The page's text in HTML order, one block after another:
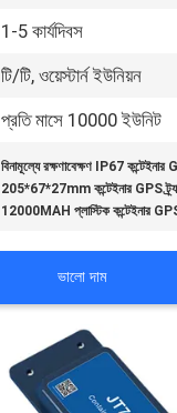
1-5 কার্যদিবস
টি/টি, ওয়েস্টার্ন ইউনিয়ন
প্রতি মাসে 10000 ইউনিট
বিনামূল্যে রক্ষণাবেক্ষণ IP67 কন্টেইনার
205*67*27mm কন্টেইনার GPS
12000MAH প্লাস্টিক কন্টেইনার GPS
ভালো দাম